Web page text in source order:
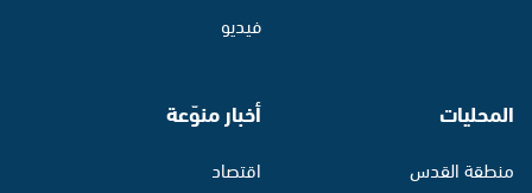
فيديو
المحليات
منطقة القدس
أخبار منوّعة
اقتصاد